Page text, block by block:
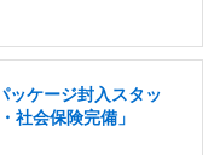
ッケージ封入スタッ
社会保険完備」